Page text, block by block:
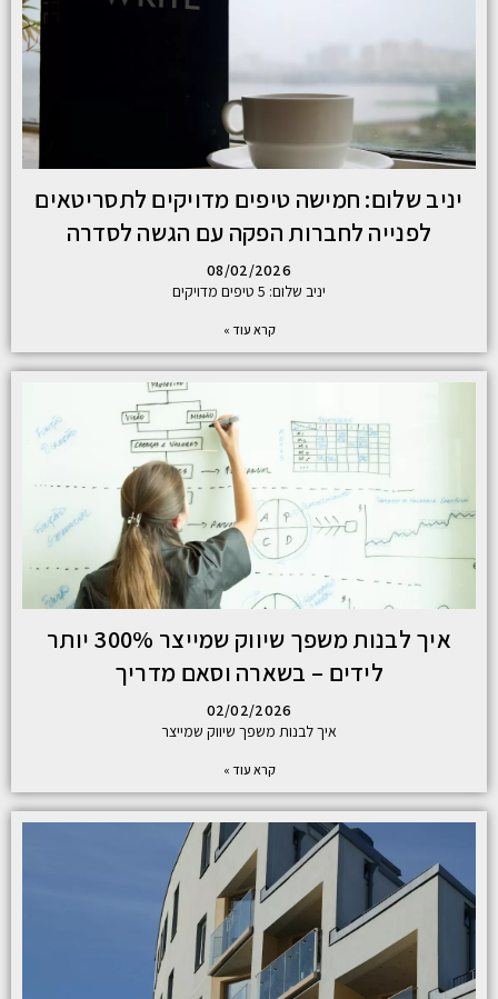
יניב שלום: חמישה טיפים מדויקים לתסריטאים
לפנייה לחברות הפקה עם הגשה לסדרה
08/02/2026
יניב שלום: 5 טיפים מדויקים
קרא עוד »
איך לבנות משפך שיווק שמייצר 300% יותר
לידים – בשארה וסאם מדריך
02/02/2026
איך לבנות משפך שיווק שמייצר
קרא עוד »